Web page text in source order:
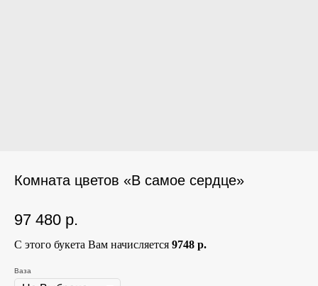
Комната цветов «В самое сердце»
97 480 р.
С этого букета Вам начисляется 9748 р.
Ваза